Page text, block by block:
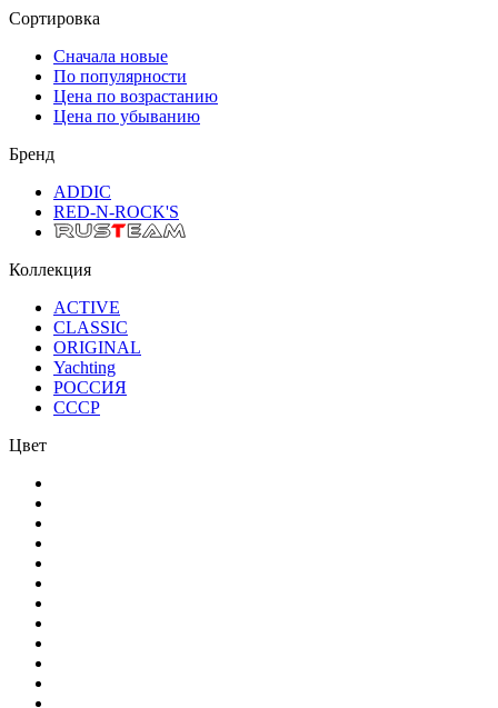
Сортировка
Сначала новые
По популярности
Цена по возрастанию
Цена по убыванию
Бренд
ADDIC
RED-N-ROCK'S
Коллекция
ACTIVE
CLASSIC
ORIGINAL
Yachting
РОССИЯ
СССР
Цвет